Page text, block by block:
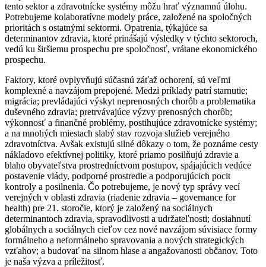
tento sektor a zdravotnícke systémy môžu hrať významnú úlohu.
Potrebujeme kolaboratívne modely práce, založené na spoločných
prioritách s ostatnými sektormi. Opatrenia, týkajúce sa
determinantov zdravia, ktoré prinášajú výsledky v týchto sektoroch,
vedú ku širšiemu prospechu pre spoločnosť, vrátane ekonomického
prospechu.
Faktory, ktoré ovplyvňujú súčasnú záťaž ochorení, sú veľmi
komplexné a navzájom prepojené. Medzi príklady patrí starnutie;
migrácia; prevládajúci výskyt neprenosných chorôb a problematika
duševného zdravia; pretrvávajúce výzvy prenosných chorôb;
výkonnosť a finančné problémy, postihujúce zdravotnícke systémy;
a na mnohých miestach slabý stav rozvoja služieb verejného
zdravotníctva. Avšak existujú silné dôkazy o tom, že poznáme cesty
nákladovo efektívnej politiky, ktoré priamo posilňujú zdravie a
blaho obyvateľstva prostredníctvom postupov, spájajúcich vedúce
postavenie vlády, podporné prostredie a podporujúcich pocit
kontroly a posilnenia. Čo potrebujeme, je nový typ správy vecí
verejných v oblasti zdravia (riadenie zdravia – governance for
health) pre 21. storočie, ktorý je založený na sociálnych
determinantoch zdravia, spravodlivosti a udržateľnosti; dosiahnutí
globálnych a sociálnych cieľov cez nové navzájom súvisiace formy
formálneho a neformálneho spravovania a nových strategických
vzťahov; a budovať na silnom hlase a angažovanosti občanov. Toto
je naša výzva a príležitosť.